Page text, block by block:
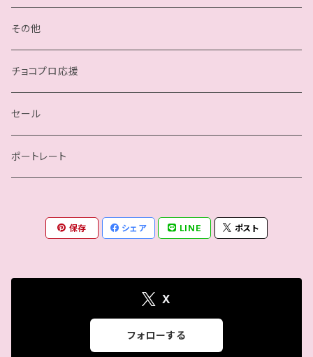
桐原季子
四ツ葉ミヤ
沙也加
瀬戸ノノカ
谷綿ヒヨリ
帯広さやか
高梨将弘／Masahiro Takanashi
我闘雲舞／Gatoh Move
その他
チョコプロ応援
セール
ポートレート
保存 シェア LINE ポスト
X
フォローする